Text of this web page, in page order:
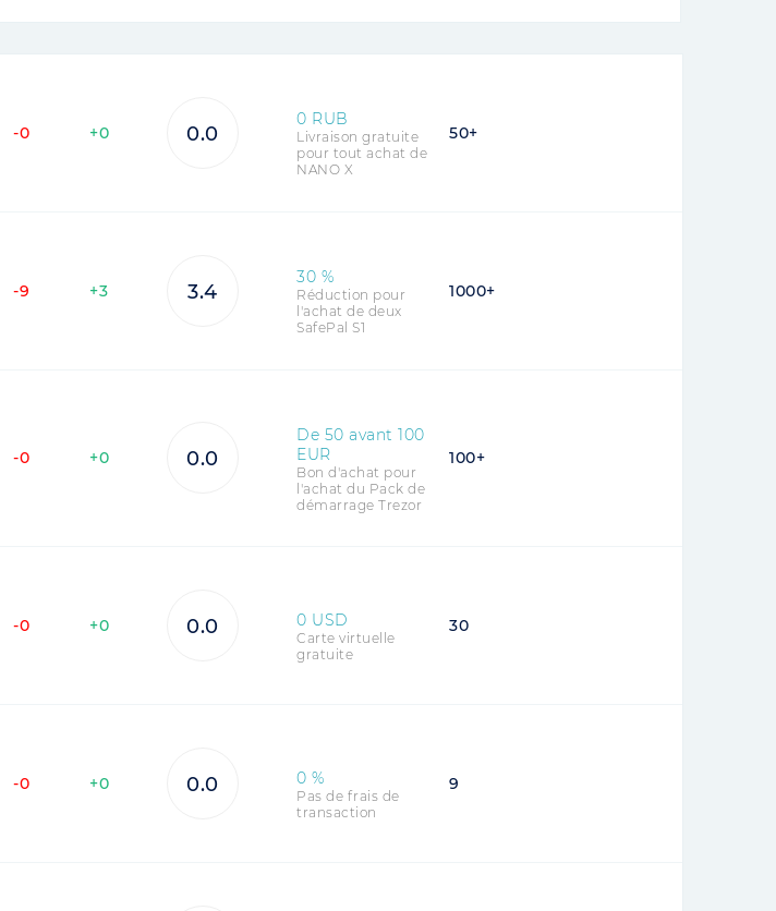
-0 +0 0.0
0 RUB
Livraison gratuite
pour tout achat de
NANO X
50+
-9 +3 3.4
30 %
Réduction pour
l'achat de deux
SafePal S1
1000+
-0 +0 0.0
De 50 avant 100
EUR
Bon d'achat pour
l'achat du Pack de
démarrage Trezor
100+
-0 +0 0.0 0 USD
Carte virtuelle
gratuite
30
-0 +0 0.0 0 %
Pas de frais de
transaction
9